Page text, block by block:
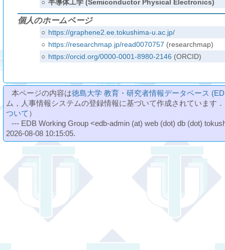
○ 半導体工学 (Semiconductor Physical Electronics)
個人のホームページ
○ https://graphene2.ee.tokushima-u.ac.jp/
○ https://researchmap.jp/read0070757 (researchmap)
○ https://orcid.org/0000-0001-8980-2146 (ORCID)
本ページの内容は徳島大学 教育・研究者情報データベース
ム，人事情報システムの登録情報に基づいて作成されています
ついて ）
--- EDB Working Group <edb-admin (at) web (dot) db (dot)
2026-08-08 10:15:05.